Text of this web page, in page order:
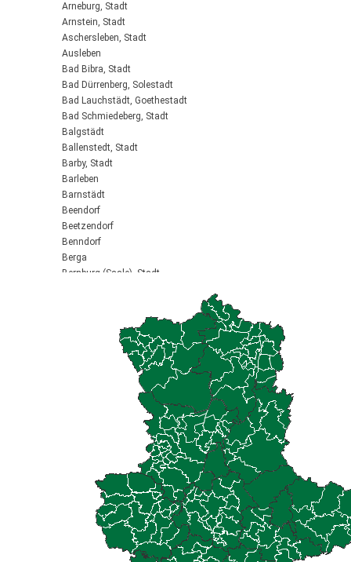
Arneburg, Stadt
Arnstein, Stadt
Aschersleben, Stadt
Ausleben
Bad Bibra, Stadt
Bad Dürrenberg, Solestadt
Bad Lauchstädt, Goethestadt
Bad Schmiedeberg, Stadt
Balgstädt
Ballenstedt, Stadt
Barby, Stadt
Barleben
Barnstädt
Beendorf
Beetzendorf
Benndorf
Berga
Bernburg (Saale), Stadt
Bitterfeld-Wolfen, Stadt
Blankenburg (Harz), Stadt
Brücken-Hackpfüffel
Bülstringen
Burg, Stadt
Burgstall
Calbe (Saale), Stadt